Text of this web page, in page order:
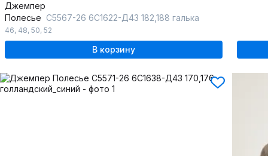
Джемпер
Полесье С5567-26 6С1622-Д43 182,188 галька
46, 48, 50, 52
В корзину